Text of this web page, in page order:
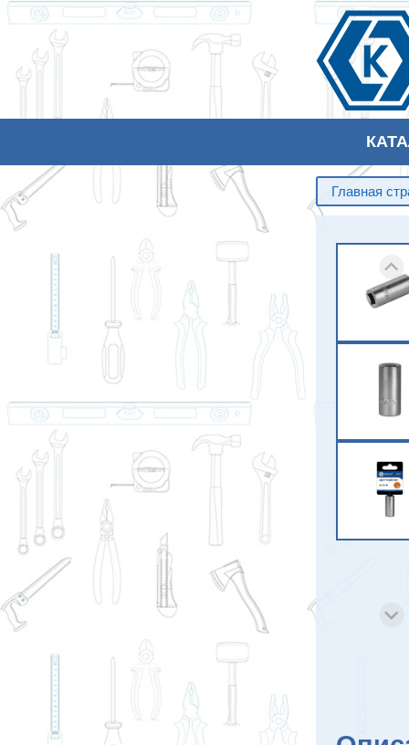
Главная